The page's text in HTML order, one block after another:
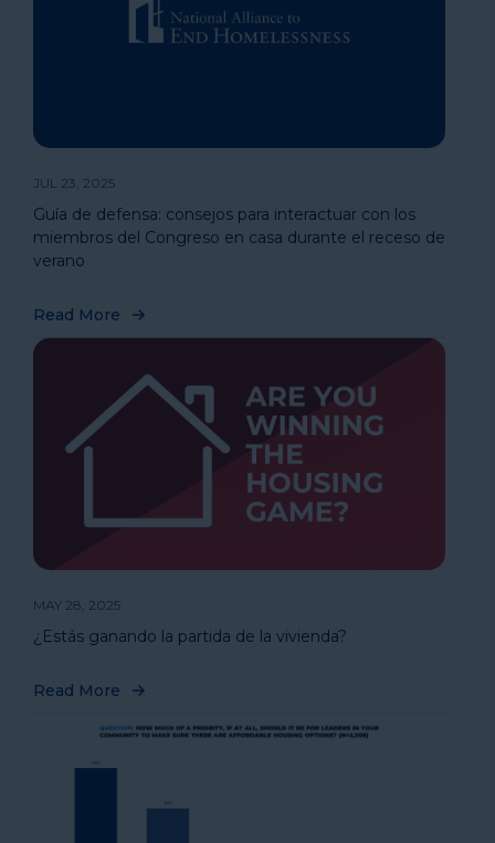
JUL 23, 2025
Guía de defensa: consejos para interactuar con los
miembros del Congreso en casa durante el receso de
verano
Read More
MAY 28, 2025
¿Estás ganando la partida de la vivienda?
Read More